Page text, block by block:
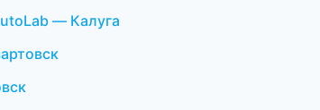
— Калуга